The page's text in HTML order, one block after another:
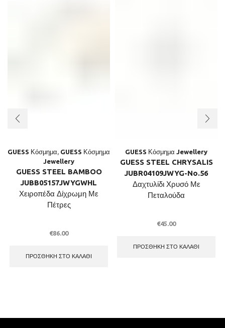
GUESS Κόσμημα, GUESS Κόσμημα
Jewellery
GUESS STEEL BAMBOO
JUBB05157JWYGWHL
Χειροπέδα Δίχρωμη Με
Πέτρες
€86.00
ΠΡΟΣΘΉΚΗ ΣΤΟ ΚΑΛΆΘΙ
GUESS Κόσμημα Jewellery
GUESS STEEL CHRYSALIS
JUBR04109JWYG-No.56
Δαχτυλίδι Χρυσό Με
Πεταλούδα
€45.00
ΠΡΟΣΘΉΚΗ ΣΤΟ ΚΑΛΆΘΙ